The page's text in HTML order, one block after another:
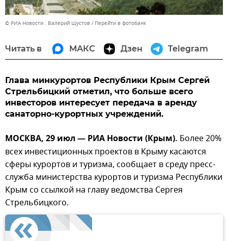
© РИА Новости . Валерий Шустов Перейти в фотобанк
Читать в МАКС Дзен Telegram
Глава минкурортов Республики Крым Сергей
Стрельбицкий отметил, что больше всего
инвесторов интересует передача в аренду
санаторно-курортных учреждений.
МОСКВА, 29 июл — РИА Новости (Крым). Более 20%
всех инвестиционных проектов в Крыму касаются
сферы курортов и туризма, сообщает в среду пресс-
служба министерства курортов и туризма Республики
Крым со ссылкой на главу ведомства Сергея
Стрельбицкого.